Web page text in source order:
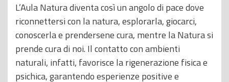
L’Aula Natura diventa così un angolo di pace dove
riconnettersi con la natura, esplorarla, giocarci,
conoscerla e prendersene cura, mentre la Natura si
prende cura di noi. Il contatto con ambienti
naturali, infatti, favorisce la rigenerazione fisica e
psichica, garantendo esperienze positive e